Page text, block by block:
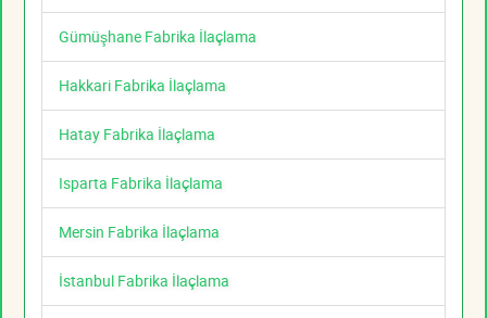
Gümüşhane Fabrika İlaçlama
Hakkari Fabrika İlaçlama
Hatay Fabrika İlaçlama
Isparta Fabrika İlaçlama
Mersin Fabrika İlaçlama
İstanbul Fabrika İlaçlama